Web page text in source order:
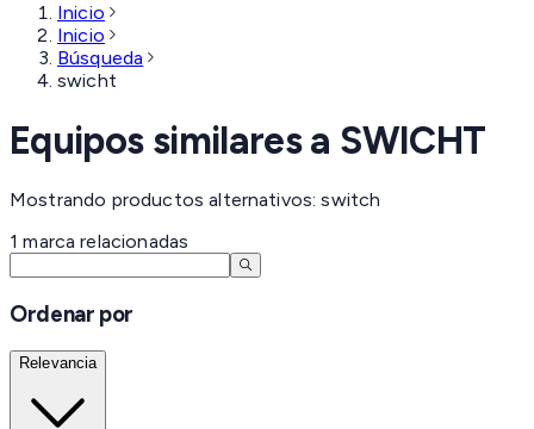
Inicio
Inicio
Búsqueda
swicht
Equipos similares a SWICHT
Mostrando productos alternativos: switch
1 marca relacionadas
Ordenar por
Relevancia